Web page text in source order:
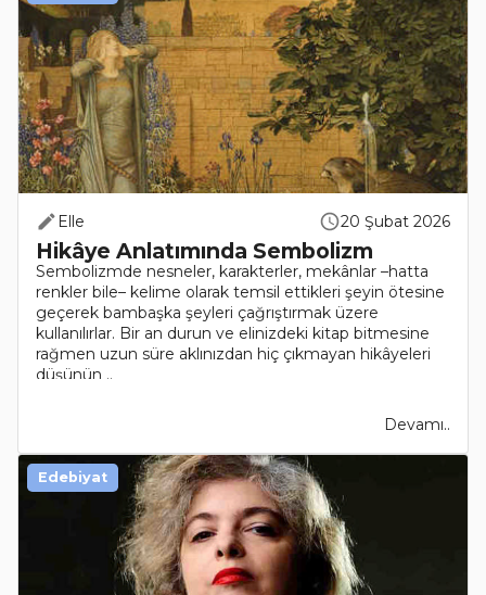
Elle 20 Şubat 2026
Hikâye Anlatımında Sembolizm
Sembolizmde nesneler, karakterler, mekânlar –hatta
renkler bile– kelime olarak temsil ettikleri şeyin ötesine
geçerek bambaşka şeyleri çağrıştırmak üzere
kullanılırlar. Bir an durun ve elinizdeki kitap bitmesine
rağmen uzun süre aklınızdan hiç çıkmayan hikâyeleri
düşünün ..
Devamı..
Edebiyat